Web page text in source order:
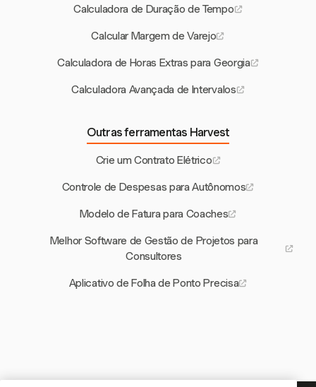
Calculadora de Duração de Tempo
Calcular Margem de Varejo
Calculadora de Horas Extras para Georgia
Calculadora Avançada de Intervalos
Outras ferramentas Harvest
Crie um Contrato Elétrico
Controle de Despesas para Autônomos
Modelo de Fatura para Coaches
Melhor Software de Gestão de Projetos para
Consultores
Aplicativo de Folha de Ponto Precisa